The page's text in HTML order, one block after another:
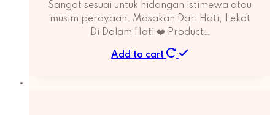
Sangat sesuai untuk hidangan istimewa atau
musim perayaan. Masakan Dari Hati, Lekat
Di Dalam Hati ❤️ Product…
Add to cart